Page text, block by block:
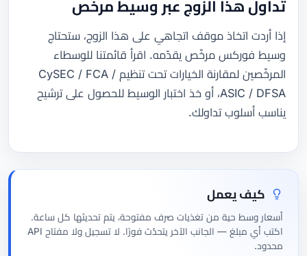
تداول هذا الزوج عبر وسيط مرخّص
إذا أردت اتخاذ موقف اتجاهي على هذا الزوج، ستحتاج
وسيط فوركس مرخّص يقدّمه. اقرأ قائمتنا للوسطاء
المرخّصين لمقارنة الخيارات تحت تنظيم CySEC / FCA /
ASIC / DFSA، أو خذ اختبار الوسيط للحصول على ترشيح
يناسب أسلوب تداولك.
كيف يعمل
أسعار وسط حية من تغذيات صرف مفتوحة، يتم تحديثها كل ساعة.
اكتب أي مبلغ — الجانب الآخر يتحدّث فورًا. لا تسجيل ولا مفتاح API
محدود.